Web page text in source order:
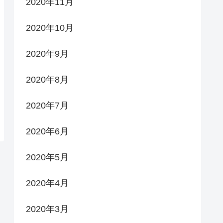
2020年10月
2020年9月
2020年8月
2020年7月
2020年6月
2020年5月
2020年4月
2020年3月